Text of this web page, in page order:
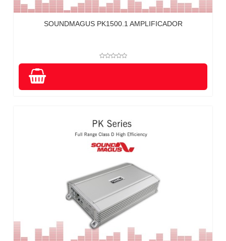
SOUNDMAGUS PK1500.1 AMPLIFICADOR